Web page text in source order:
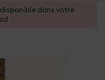
dans votre